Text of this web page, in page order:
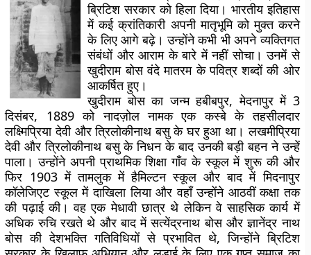
ब्रिटिश सरकार को हिला दिया। भारतीय इतिहास
में कई क्रांतिकारी अपनी मातृभूमि को मुक्त करने
के लिए आगे बढ़े। उन्होंने कभी भी अपने व्यक्तिगत
संबंधों और आराम के बारे में नहीं सोचा। उनमें से
खुदीराम बोस वंदे मातरम के पवित्र शब्दों की ओर
आकर्षित हुए।
खुदीराम बोस का जन्म हबीबपुर, मेदनापुर में 3
दिसंबर, 1889 को नादज़ोल नामक एक कस्बे के तहसीलदार
लक्ष्मिप्रिया देवी और त्रिलोकीनाथ बसु के घर हुआ था। लखमीप्रिया
देवी और त्रिलोकीनाथ बसु के निधन के बाद उनकी बड़ी बहन ने उन्हें
पाला। उन्होंने अपनी प्राथमिक शिक्षा गाँव के स्कूल में शुरू की और
फिर 1903 में तामलुक में हैमिल्टन स्कूल और बाद में मिदनापुर
कॉलेजिएट स्कूल में दाखिला लिया और वहाँ उन्होंने आठवीं कक्षा तक
की पढ़ाई की। वह एक मेधावी छात्र थे लेकिन वे साहसिक कार्य में
अधिक रुचि रखते थे और बाद में सत्येंद्रनाथ बोस और ज्ञानेंद्र नाथ
बोस की देशभक्ति गतिविधियों से प्रभावित थे, जिन्होंने ब्रिटिश